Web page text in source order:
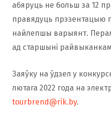
абяруць не больш за 12
правядуць прэзентацыю
найлепшы варыянт.
ад старшыні
Заяўку на ўдзел у
лютага 2022 года на
tourbrend@rik.by.